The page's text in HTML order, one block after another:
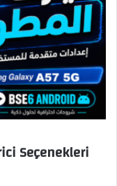
Seçenekleri